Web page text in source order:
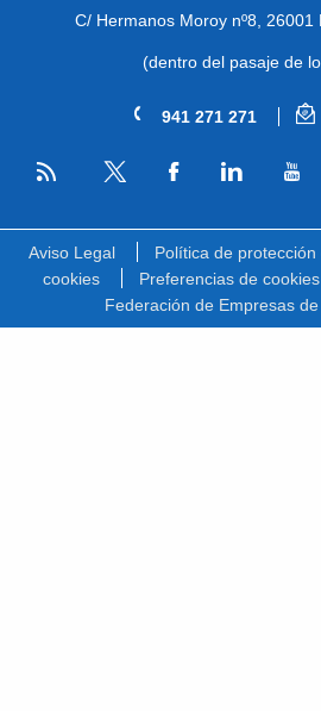
C/ Hermanos Moroy nº8, 26001
(dentro del pasaje de
941 271 271
RSS
Aviso Legal Política de
cookies
Preferencias de cookies
Federación de Empresas